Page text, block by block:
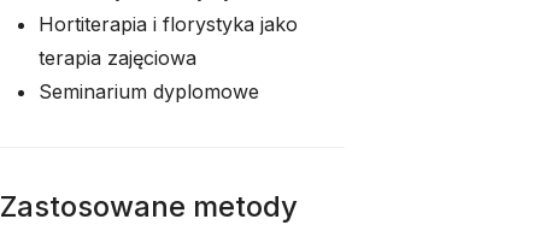
Hortiterapia i florystyka jako
terapia zajęciowa
Seminarium dyplomowe
Zastosowane metody